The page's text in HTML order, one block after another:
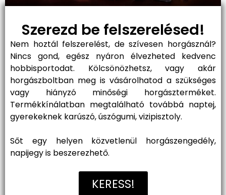
Szerezd be felszerelésed!
Nem hoztál felszerelést, de szívesen horgásznál?
Nincs gond, egész nyáron élvezheted kedvenc
hobbisportodat. Kölcsönözhetsz, vagy akár
horgászboltban meg is vásárolhatod a szükséges
vagy hiányzó minőségi horgászterméket.
Termékkínálatban megtalálható továbbá naptej,
gyerekeknek karúszó, úszógumi, vizipisztoly.
Sőt egy helyen közvetlenül horgászengedély,
napijegy is beszerezhető.
KERESS!